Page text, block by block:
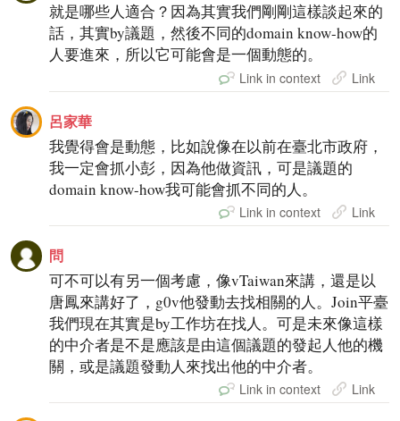
就是哪些人適合？因為其實我們剛剛這樣談起來的
話，其實by議題，然後不同的domain know-how的
人要進來，所以它可能會是一個動態的。
Link in context Link
呂家華
我覺得會是動態，比如說像在以前在臺北市政府，
我一定會抓小彭，因為他做資訊，可是議題的
domain know-how我可能會抓不同的人。
Link in context Link
問
可不可以有另一個考慮，像vTaiwan來講，還是以
唐鳳來講好了，g0v他發動去找相關的人。Join平臺
我們現在其實是by工作坊在找人。可是未來像這樣
的中介者是不是應該是由這個議題的發起人他的機
關，或是議題發動人來找出他的中介者。
Link in context Link